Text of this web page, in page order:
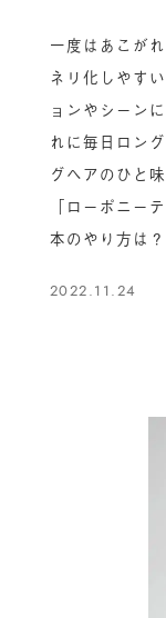
一度はあこが
ネリ化しやす
ョンやシーン
れに毎日ロン
グヘアのひと
「ローポニー
本のやり方は
2022.11.24